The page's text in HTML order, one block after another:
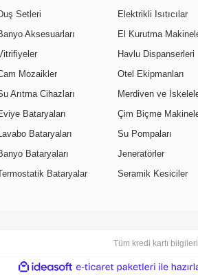
Setleri
Aksesuarları
Mozaikler
Arıtma Cihazları
Bataryaları
Bataryaları
Bataryaları
Bataryalar
Elektrikli Isıtıcılar
El Kurutma
Havlu Dispanserleri
Otel Ekipmanları
Merdiven ve
Çim Biçme
Su Pompaları
Jeneratörler
Seramik Kesiciler
Tüm kredi kartı
ideasoft
e-